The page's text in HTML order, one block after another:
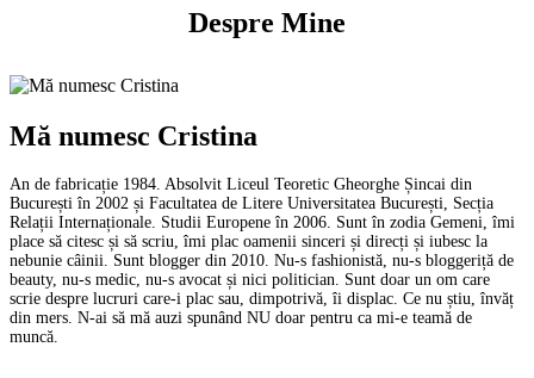
Despre Mine
Mă numesc Cristina
An de fabricație 1984. Absolvit Liceul Teoretic Gheorghe Șincai din
București în 2002 și Facultatea de Litere Universitatea București, Secția
Relații Internaționale. Studii Europene în 2006. Sunt în zodia Gemeni, îmi
place să citesc și să scriu, îmi plac oamenii sinceri și direcți și iubesc la
nebunie câinii. Sunt blogger din 2010. Nu-s fashionistă, nu-s bloggeriță de
beauty, nu-s medic, nu-s avocat și nici politician. Sunt doar un om care
scrie despre lucruri care-i plac sau, dimpotrivă, îi displac. Ce nu știu, învăț
din mers. N-ai să mă auzi spunând NU doar pentru ca mi-e teamă de
muncă.